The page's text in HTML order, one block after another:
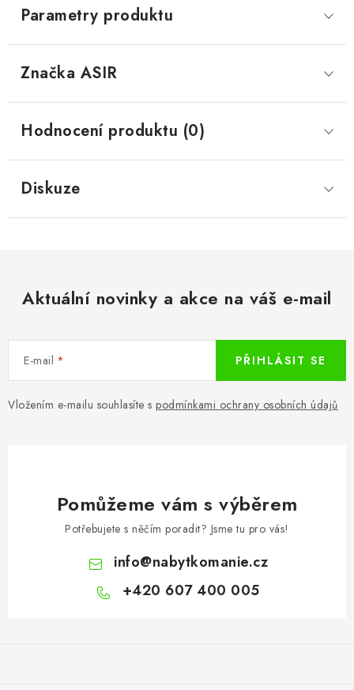
Parametry produktu
Značka ASIR
Hodnocení produktu (0)
Diskuze
Aktuální novinky a akce na váš e-mail
E-mail
Vložením e-mailu souhlasíte s podmínkami ochrany osobních údajů
PŘIHLÁSIT SE
Pomůžeme vám s výběrem
Potřebujete s něčím poradit? Jsme tu pro vás!
info@nabytkomanie.cz
+420 607 400 005